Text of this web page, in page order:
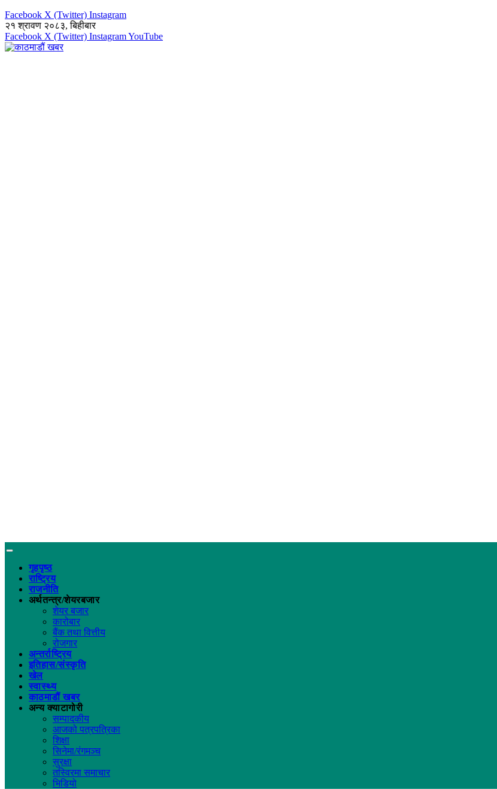
Facebook X (Twitter) Instagram
२१ श्रावण २०८३, बिहीबार
Facebook X (Twitter) InstagramYouTube
गृहपृष्ठ
राष्ट्रिय
राजनीति
अर्थतन्त्र/शेयरबजार
शेयर बजार
कारोबार
बैंक तथा वित्तीय
रोजगार
अन्तर्राष्ट्रिय
इतिहास/संस्कृति
खेल
स्वास्थ्य
काठमाडौं खबर
अन्य क्याटागोरी
सम्पादकीय
आजको पत्रपत्रिका
शिक्षा
सिनेमा/रंगमञ्च
सुरक्षा
तस्विरमा समाचार
भिडियो